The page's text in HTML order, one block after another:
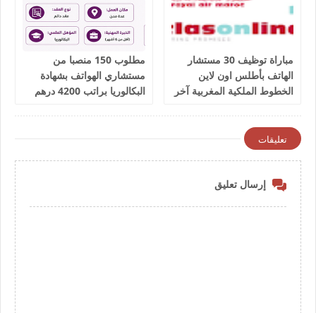
مباراة توظيف 30 مستشار
الهاتف بأطلس اون لاين
الخطوط الملكية المغربية آخر
مطلوب 150 منصبا من
مستشاري الهواتف بشهادة
البكالوريا براتب 4200 درهم
تعليقات
إرسال تعليق